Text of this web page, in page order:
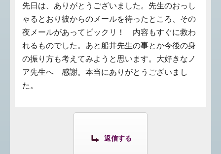
先日は、ありがとうございました。先生のおっし
ゃるとおり彼からのメールを待ったところ、その
夜メールがあってビックリ！ 内容もすぐに救わ
れるものでした。あと船井先生の事とか今後の身
の振り方も考えてみようと思います。大好きなノ
ア先生へ 感謝。本当にありがとうございまし
た。
返信する